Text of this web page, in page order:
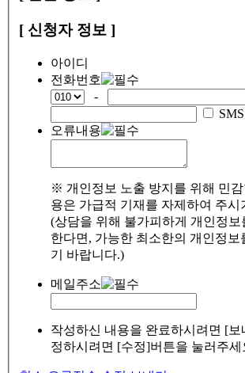
[ 신청자 정보 ]
아이디
전화번호
-
오류내용
※ 개인정보 노출 방지를 위해 민감
용은 가급적 기재를 자제하여 주시
(상담을 위해 불가피하게 개인정
한다면, 가능한 최소한의 개인정보
기 바랍니다.)
메일주소
작성하신 내용을 완료하시려면 [보
정하시려면 [수정]버튼을 눌러주세